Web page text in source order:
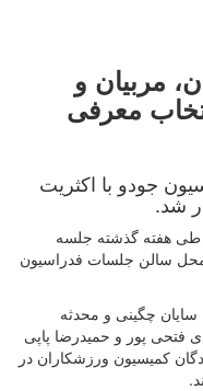
مربیان و
معرفی
جودو با اکثریت
شد.
طی هفته گذشته جلسه
محل سالن جلسات فدراسیون
چگینی و محدثه
فتحی پور و حمیدرضا پاپی
کمیسیون ورزشکاران در